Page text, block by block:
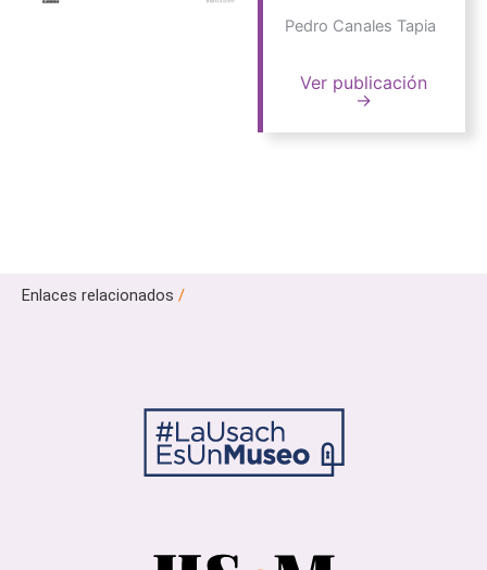
Pedro Canales Tapia
Ver publicación
→
Enlaces relacionados /